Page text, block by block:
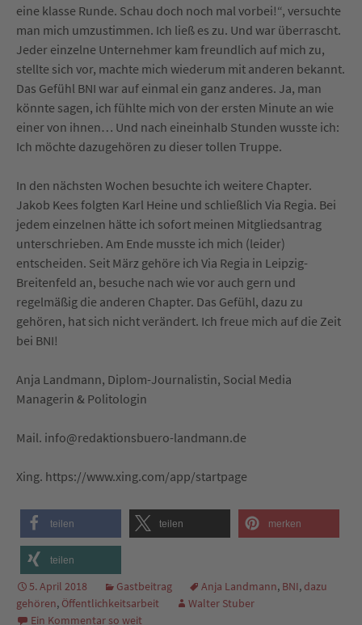
eine klasse Runde. Schau doch noch mal vorbei!“, versuchte
man mich umzustimmen. Ich ließ es zu. Und war überrascht.
Jeder einzelne Unternehmer kam freundlich auf mich zu,
stellte sich vor, machte mich wiederum mit anderen bekannt.
Das Gefühl BNI war auf einmal ein ganz anderes. Ja, man
könnte sagen, ich fühlte mich von der ersten Minute an wie
einer von ihnen… Und nach eineinhalb Stunden wusste ich:
Ich möchte dazugehören zu dieser tollen Truppe.
In den nächsten Wochen besuchte ich weitere Chapter.
Jakob Kees folgten Karl Heine und schließlich Via Regia. Bei
jedem einzelnen hätte ich sofort meinen Mitgliedsantrag
unterschrieben. Am Ende musste ich mich (leider)
entscheiden. Seit März gehöre ich Via Regia in Leipzig-
Breitenfeld an, besuche nach wie vor auch gern und
regelmäßig die anderen Chapter. Das Gefühl, dazu zu
gehören, hat sich nicht verändert. Ich freue mich auf die Zeit
bei BNI!
Anja Landmann, Diplom-Journalistin, Social Media
Managerin & Politologin
Mail. info@redaktionsbuero-landmann.de
Xing. https://www.xing.com/app/startpage
teilen teilen merken
teilen
5. April 2018 Gastbeitrag Anja Landmann, BNI, dazu
gehören, Öffentlichkeitsarbeit
Walter Stuber
Ein Kommentar so weit